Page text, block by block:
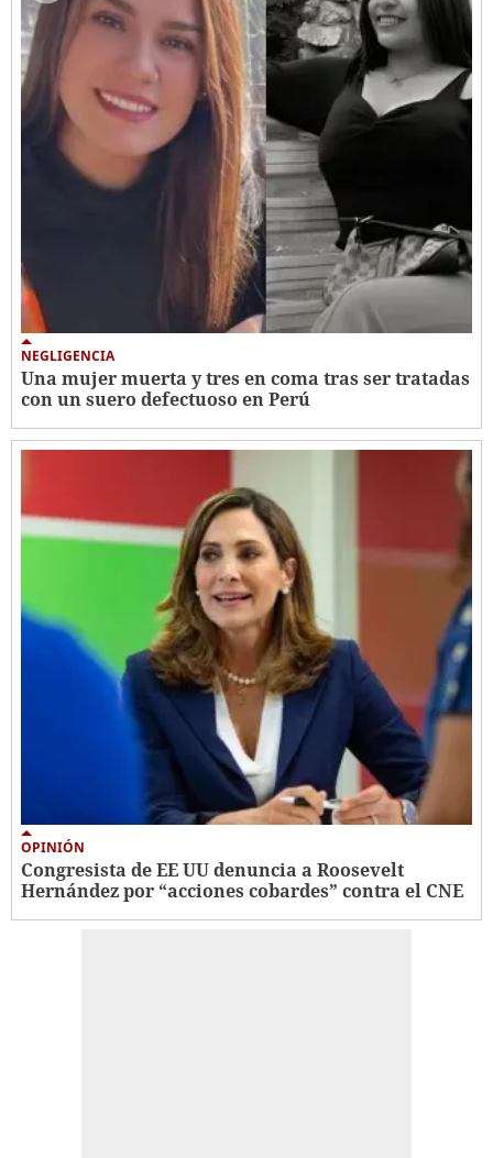
NEGLIGENCIA
Una mujer muerta y tres en coma tras ser tratadas
con un suero defectuoso en Perú
OPINIÓN
Congresista de EE UU denuncia a Roosevelt
Hernández por “acciones cobardes” contra el CNE